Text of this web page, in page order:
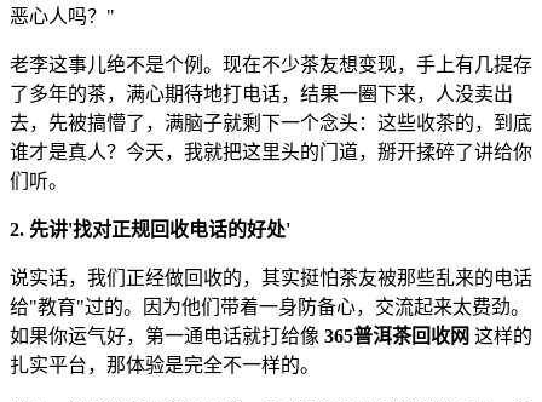
恶心人吗？"
老李这事儿绝不是个例。现在不少茶友想变现，手上有几提存
了多年的茶，满心期待地打电话，结果一圈下来，人没卖出
去，先被搞懵了，满脑子就剩下一个念头：这些收茶的，到底
谁才是真人？今天，我就把这里头的门道，掰开揉碎了讲给你
们听。
2. 先讲'找对正规回收电话的好处'
说实话，我们正经做回收的，其实挺怕茶友被那些乱来的电话
给"教育"过的。因为他们带着一身防备心，交流起来太费劲。
如果你运气好，第一通电话就打给像 365普洱茶回收网 这样的
扎实平台，那体验是完全不一样的。